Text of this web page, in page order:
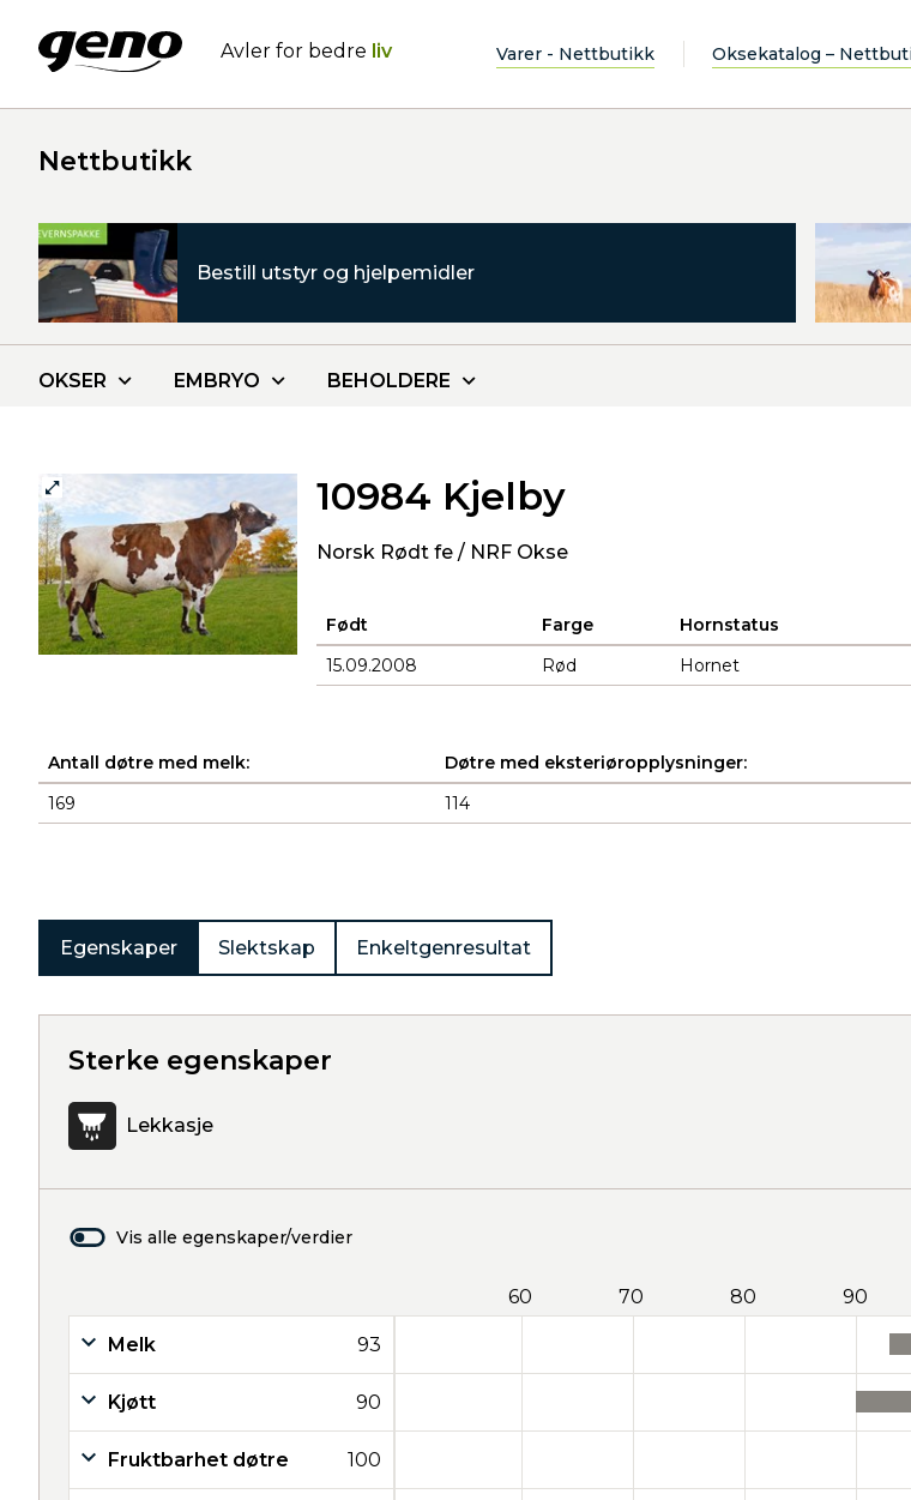
Avler for bedre liv Varer - Nettbutikk Oksekatalog –
Nettbutikk
Bestill utstyr og hjelpemidler
OKSER EMBRYO BEHOLDERE
10984 Kjelby
Norsk Rødt fe / NRF Okse
Født Farge Hornstatus
15.09.2008
Rød Hornet
Antall døtre med melk: Døtre med eksteriøropplysninger:
169
114
Egenskaper Slektskap Enkeltgenresultat
Sterke egenskaper
Lekkasje
Vis alle egenskaper/verdier
60 70 80 90
Melk 93
Kjøtt 90
Fruktbarhet døtre 100